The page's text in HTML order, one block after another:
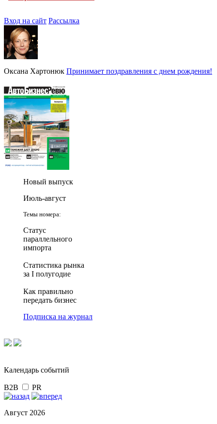
Вход на сайт Рассылка
Оксана Хартонюк Принимает поздравления с днем рождения!
Новый выпуск
Июль-август
Темы номера:
Статус
параллельного
импорта
Статистика рынка
за I полугодие
Как правильно
передать бизнес
Подписка на журнал
Календарь событий
B2B PR
Август 2026